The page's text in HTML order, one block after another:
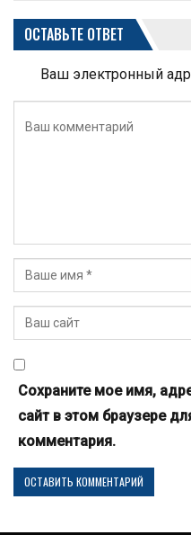
ОСТАВЬТЕ ОТВЕТ
Ваш электронный
Сохраните мое имя,
сайт в этом браузере
комментария.